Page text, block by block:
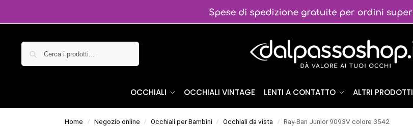
OCCHIALI OCCHIALI VINTAGE LENTI A CONTATTO ALTRI PRODOTTI
Home / Negozio online / Occhiali per Bambini / Occhiali da vista / Ray-Ban Junior 9093V colore 3542